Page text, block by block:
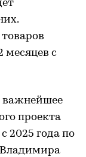
месяцев с
важнейшее
проекта
2025 года по